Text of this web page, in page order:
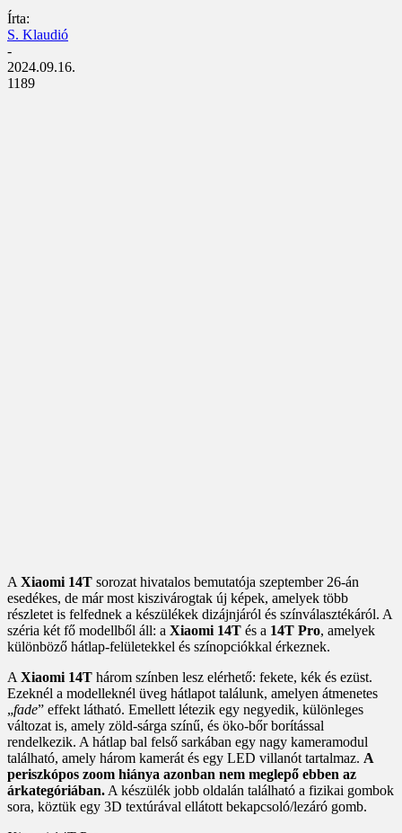
Írta:
S. Klaudió
-
2024.09.16.
1189
A Xiaomi 14T sorozat hivatalos bemutatója szeptember 26-án
esedékes, de már most kiszivárogtak új képek, amelyek több
részletet is felfednek a készülékek dizájnjáról és színválasztékáról. A
széria két fő modellből áll: a Xiaomi 14T és a 14T Pro, amelyek
különböző hátlap-felületekkel és színopciókkal érkeznek.
A Xiaomi 14T három színben lesz elérhető: fekete, kék és ezüst.
Ezeknél a modelleknél üveg hátlapot találunk, amelyen átmenetes
„fade” effekt látható. Emellett létezik egy negyedik, különleges
változat is, amely zöld-sárga színű, és öko-bőr borítással
rendelkezik. A hátlap bal felső sarkában egy nagy kameramodul
található, amely három kamerát és egy LED villanót tartalmaz. A
periszkópos zoom hiánya azonban nem meglepő ebben az
árkategóriában. A készülék jobb oldalán található a fizikai gombok
sora, köztük egy 3D textúrával ellátott bekapcsoló/lezáró gomb.